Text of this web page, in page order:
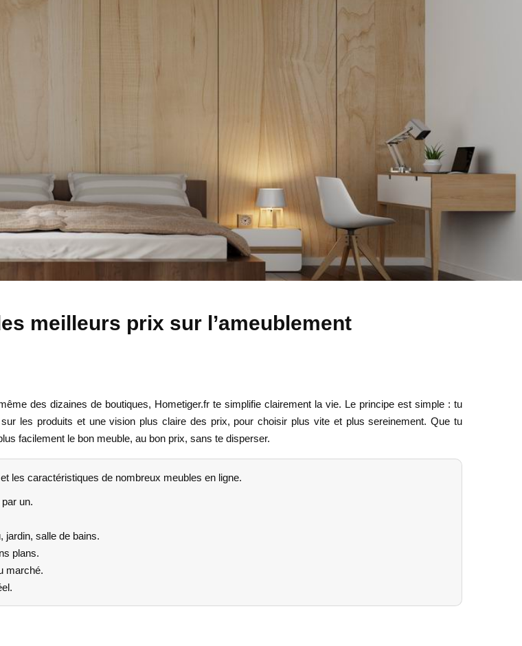
meilleurs prix sur l’ameublement
des dizaines de boutiques, Hometiger.fr te simplifie clairement la vie. Le principe est simple : tu
les produits et une vision plus claire des prix, pour choisir plus vite et plus sereinement. Que tu
facilement le bon meuble, au bon prix, sans te disperser.
les caractéristiques de nombreux meubles en ligne.
un.
jardin, salle de bains.
plans.
marché.